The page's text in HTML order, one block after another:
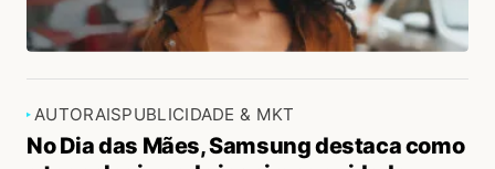
AUTORAISPUBLICIDADE & MKT
No Dia das Mães, Samsung destaca como